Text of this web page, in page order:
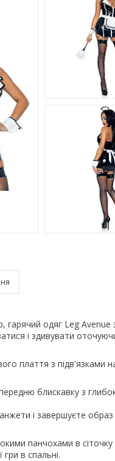
гарячий одяг Leg Avenue
і здивувати
плаття з підв'язками
блискавку з
і завершуєте образ
панчохами в сіточку
в спальні.